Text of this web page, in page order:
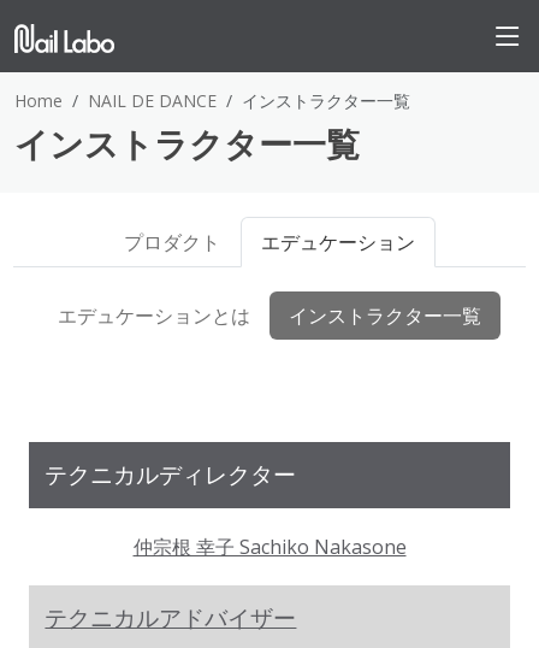
Home NAIL DE DANCE インストラクター一覧
インストラクター一覧
プロダクト エデュケーション
エデュケーションとは インストラクター一覧
テクニカルディレクター
仲宗根 幸子 Sachiko Nakasone
テクニカルアドバイザー